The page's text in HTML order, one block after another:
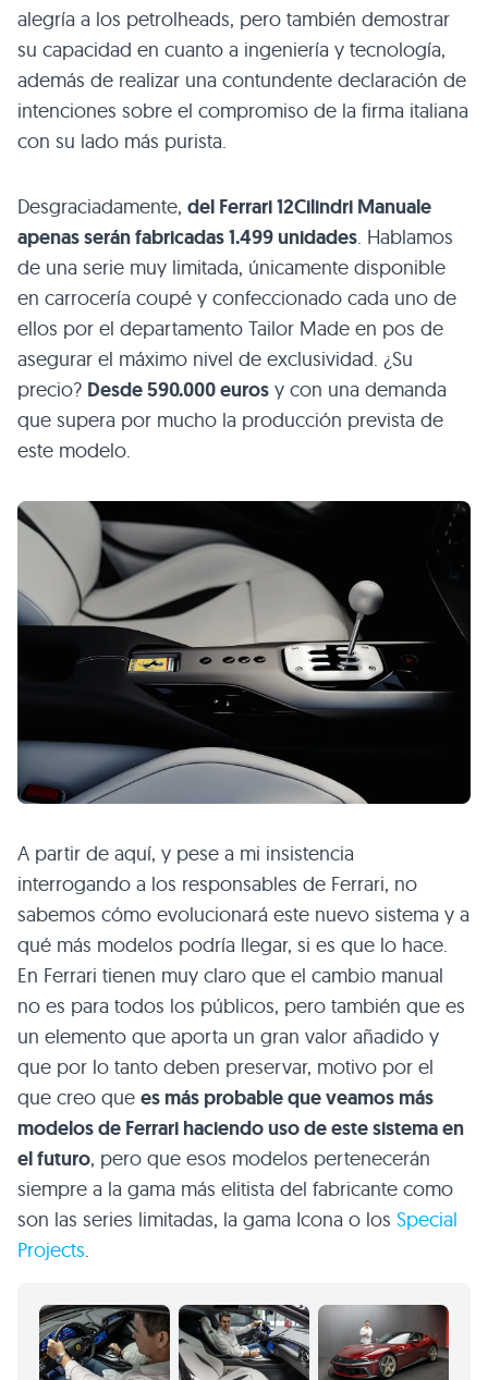
alegría a los petrolheads, pero también demostrar
su capacidad en cuanto a ingeniería y tecnología,
además de realizar una contundente declaración de
intenciones sobre el compromiso de la firma italiana
con su lado más purista.
Desgraciadamente, del Ferrari 12Cilindri Manuale
apenas serán fabricadas 1.499 unidades. Hablamos
de una serie muy limitada, únicamente disponible
en carrocería coupé y confeccionado cada uno de
ellos por el departamento Tailor Made en pos de
asegurar el máximo nivel de exclusividad. ¿Su
precio? Desde 590.000 euros y con una demanda
que supera por mucho la producción prevista de
este modelo.
A partir de aquí, y pese a mi insistencia
interrogando a los responsables de Ferrari, no
sabemos cómo evolucionará este nuevo sistema y a
qué más modelos podría llegar, si es que lo hace.
En Ferrari tienen muy claro que el cambio manual
no es para todos los públicos, pero también que es
un elemento que aporta un gran valor añadido y
que por lo tanto deben preservar, motivo por el
que creo que es más probable que veamos más
modelos de Ferrari haciendo uso de este sistema en
el futuro, pero que esos modelos pertenecerán
siempre a la gama más elitista del fabricante como
son las series limitadas, la gama Icona o los Special
Projects.